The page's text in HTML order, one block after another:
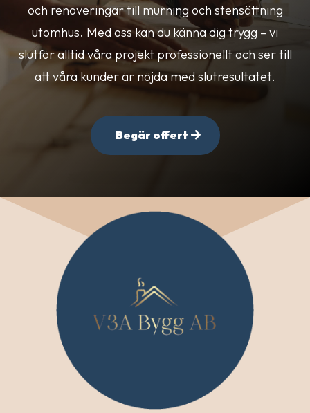
och renoveringar till murning och stensättning
utomhus. Med oss kan du känna dig trygg – vi
slutför alltid våra projekt professionellt och ser till
att våra kunder är nöjda med slutresultatet.
Begär offert